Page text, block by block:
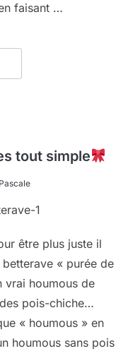
faisant …
tout simple
Pascale
être plus juste il
« purée de
vrai houmous de
pois-chiche…
« houmous » en
houmous sans pois